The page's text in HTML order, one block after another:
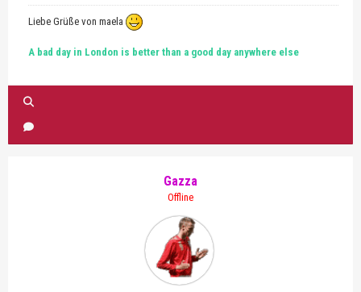
Liebe Grüße von maela
A bad day in London is better than a good day anywhere else
Gazza
Offline